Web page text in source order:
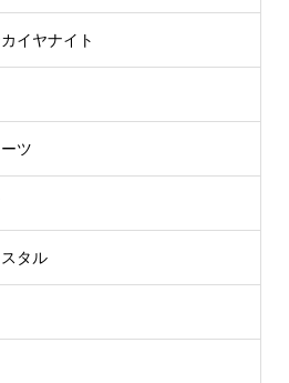
イヤナイト
ツ
タル